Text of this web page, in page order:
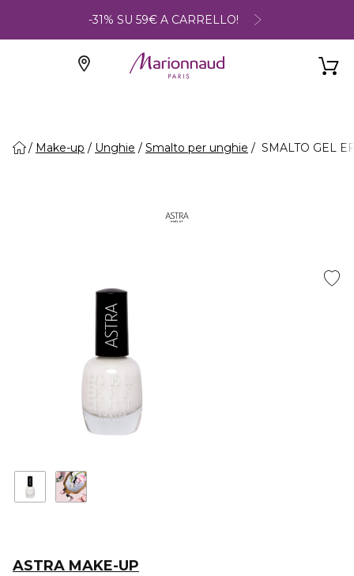
-31% SU 59€ A CARRELLO!
Make-up Unghie Smalto per unghie SMALTO GEL
ASTRA MAKE-UP